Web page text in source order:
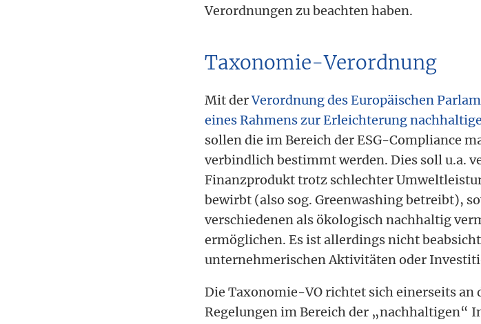
Verordnungen zu beachten haben.
Taxonomie-Verordnung
Mit derVerordnung des Europäischen
eines Rahmens zur Erleichterung
sollen die im Bereich der ESG-Compliance
verbindlich bestimmt werden. Dies soll u.a.
Finanzprodukt trotz schlechter
bewirbt (also sog. Greenwashing betreibt),
verschiedenen als ökologisch nachhaltig
ermöglichen. Es ist allerdings nicht
unternehmerischen Aktivitäten oder
Die Taxonomie-VO richtet sich einerseits an
Regelungen im Bereich der „nachhaltigen“